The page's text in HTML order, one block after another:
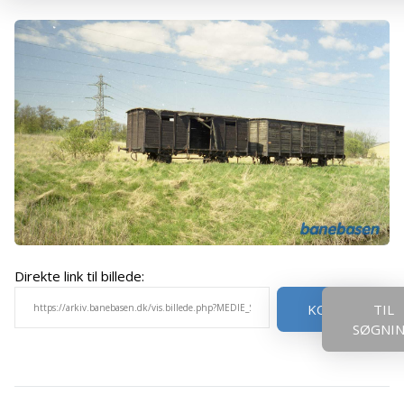
Direkte link til billede:
KOPIER
TIL